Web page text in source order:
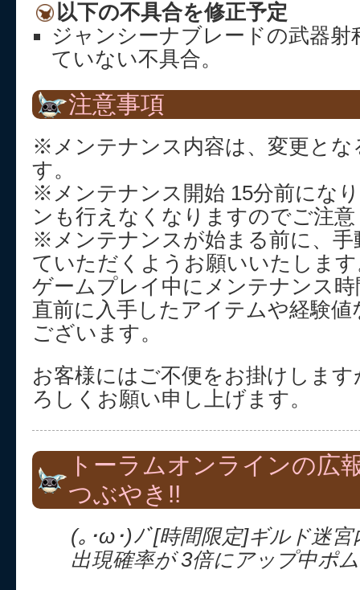
以下の不具合を修正予定
ジャンシーナブレードの武器
ていない不具合。
注意事項
※メンテナンス内容は、変更とな
す。
※メンテナンス開始 15分前にな
ンも行えなくなりますのでご注
※メンテナンスが始まる前に、手
ていただくようお願いいたしま
ゲームプレイ中にメンテナンス
直前に入手したアイテムや経験
ございます。
お客様にはご不便をお掛けしま
ろしくお願い申し上げます。
トーラムオンラインの広
つぶやき!!
(｡･ω･)ﾉﾞ[時間限定]ギルド迷
出現確率が 3倍にアップ中ポ